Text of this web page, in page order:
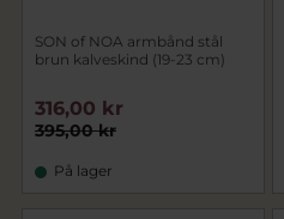
SON of NOA armbånd stål
brun kalveskind (19-23 cm)
395,00 kr
316,00 kr
På lager